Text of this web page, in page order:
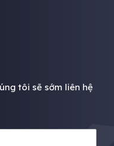
tôi sẽ sớm liên hệ